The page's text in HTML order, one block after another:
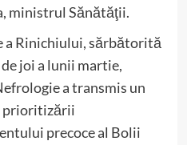
ministrul Sănătăţii.
a Rinichiului, sărbătorită
joi a lunii martie,
a transmis un
prioritizării
precoce al Bolii